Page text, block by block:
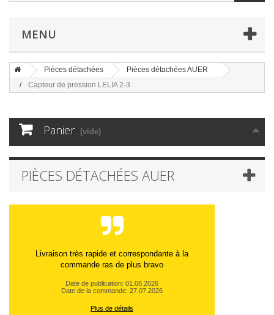
MENU
Pièces détachées
Pièces détachées AUER
Capteur de pression LELIA 2-3
Panier (vide)
PIÈCES DÉTACHÉES AUER
Livraison très rapide et correspondante à la
commande ras de plus bravo
Date de publication: 01.08.2026
Date de la commande: 27.07.2026
Plus de détails